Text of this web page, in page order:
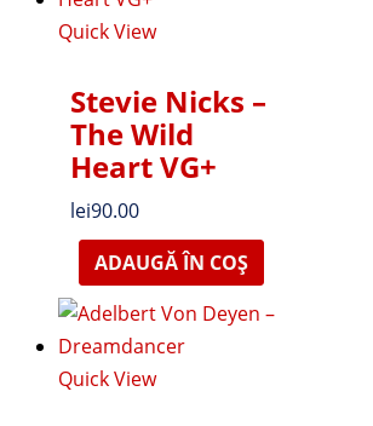
Quick View
Stevie Nicks –
The Wild
Heart VG+
lei90.00
ADAUGĂ ÎN COȘ
Quick View